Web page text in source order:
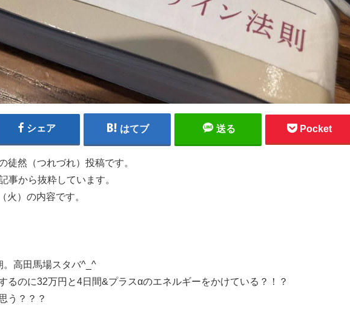
シェア はてブ 送る Pocket
徒然（つれづれ）投稿です。
事から抜粋しています。
火）の内容です。
。高田馬場スタバ^_^
るのに32万円と4日間&プラスαのエネルギーをかけている？！？
う？？？